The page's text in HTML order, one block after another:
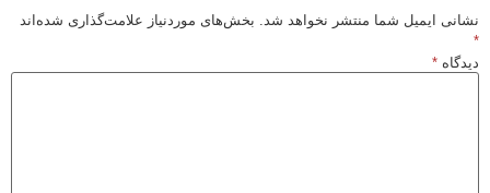
نشانی ایمیل شما منتشر نخواهد شد. بخش‌های موردنیاز علامت‌گذاری شده‌اند
دیدگاه*